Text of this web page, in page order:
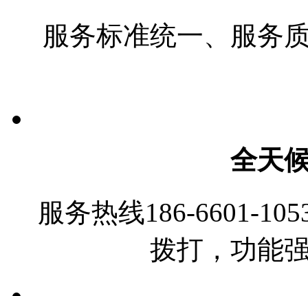
服务标准统一、服务
全天
服务热线186-6601-
拨打，功能